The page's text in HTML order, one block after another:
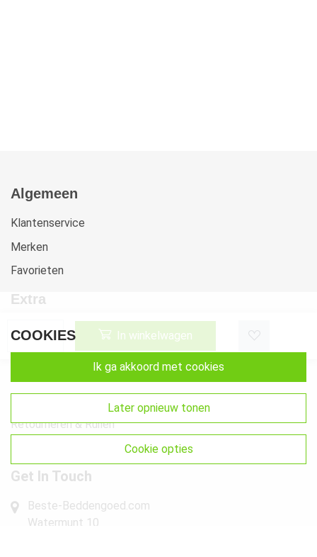
In winkelwagen
Algemeen
Klantenservice
Merken
Favorieten
Extra
Voorwaarden
Privacy
Retourneren & Ruilen
Get In Touch
Beste-Beddengoed.com
Watermunt 10
COOKIES
ik ga akkoord met cookies
later opnieuw tonen
cookie opties